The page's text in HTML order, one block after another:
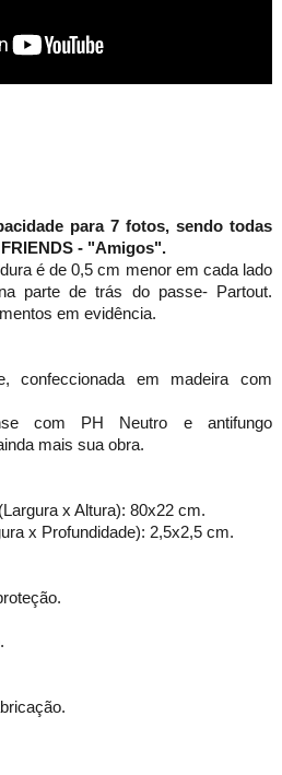
para 7 fotos, sendo todas
- "Amigos".
é de 0,5 cm menor em cada lado
parte de trás do passe- Partout.
em evidência.
confeccionada em madeira com
com PH Neutro e antifungo
mais sua obra.
x Altura): 80x22 cm.
x Profundidade): 2,5x2,5 cm.